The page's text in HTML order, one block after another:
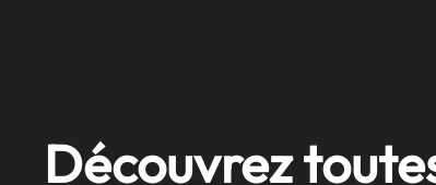
Découvrez